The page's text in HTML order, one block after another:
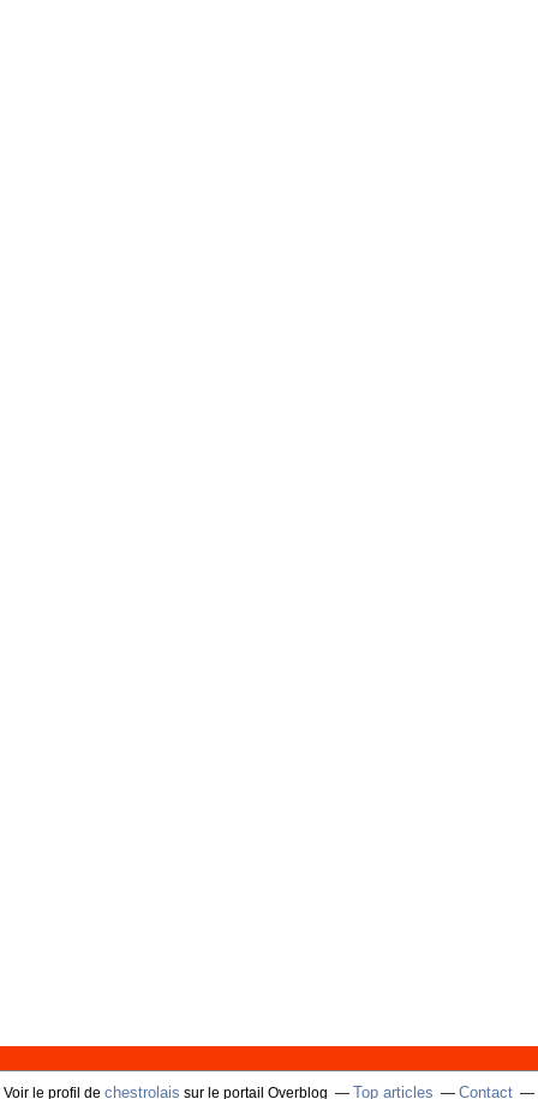
Voir le profil de chestrolais sur le portail Overblog Top articles Contact